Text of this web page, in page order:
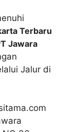
Terbaru
Jawara
Jalur di